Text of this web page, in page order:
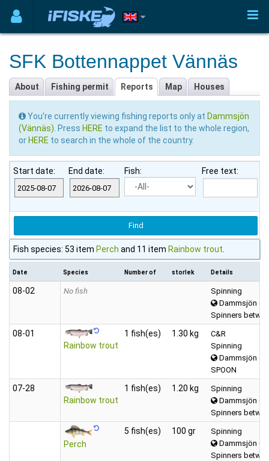
SFK Bottennappet Vännäs
About Fishing permit Reports Map Houses
You're currently viewing fishing reports only at Dammsjön
(Vännäs) . Press HERE to expand the list to the whole region,
or HERE to search in the whole of the country.
Start date: End date: Fish: Free text:
Fish species: 53 item Perch and 11 item Rainbow trout
Date Species Number of storlek Details
08‑02 No fish
Spinning
Dammsjön
Spinners
08‑01
Rainbow trout
1 fish(es) 1.30 kg
C&R
Spinning
Dammsjön
SPOON
07‑28
Rainbow trout
1 fish(es) 1.20 kg
Spinning
Dammsjön
Spinners
Perch
5 fish(es) 100 gr
Spinning
Dammsjön
Spinners